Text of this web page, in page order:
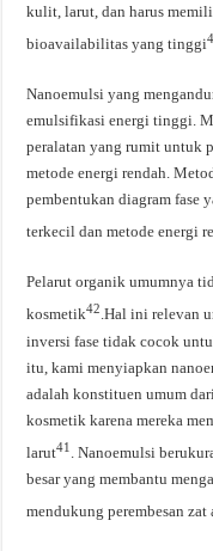
kulit, larut, dan harus
bioavailabilitas yang tinggi
Nanoemulsi yang
emulsifikasi energi tinggi.
peralatan yang rumit untuk
metode energi rendah.
pembentukan diagram fase
terkecil dan metode energi
Pelarut organik umumnya
kosmetik42.Hal ini relevan
inversi fase tidak cocok
itu, kami menyiapkan
adalah konstituen umum
kosmetik karena mereka
larut41
. Nanoemulsi
besar yang membantu
mendukung perembesan